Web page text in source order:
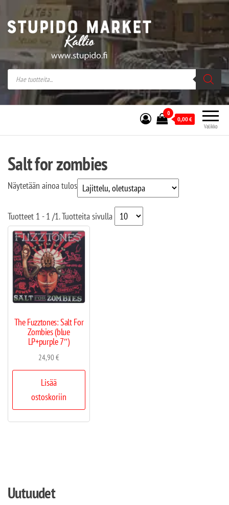
Stupido Market – verkossa ja kivijalassa
Stupido Market on vaihtoehtomusaan
erikoistunut verkko- sekä
kivijalkakauppa Helsingissä Kallion
sydämessä.
Valikko
0
0,00€
Salt for zombies
Näytetään ainoa tulos
Tuotteet 1 - 1 /1. Tuotteita sivulla
The Fuzztones: Salt For
Zombies (blue
LP+purple 7″)
24,90€
Lisää
ostoskoriin
Uutuudet